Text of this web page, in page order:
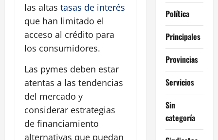
las altas tasas de interés
que han limitado el
acceso al crédito para
los consumidores.
Las pymes deben estar
atentas a las tendencias
del mercado y
considerar estrategias
de financiamiento
alternativas que puedan
Política
Principales
Provincias
Servicios
Sin
categoría